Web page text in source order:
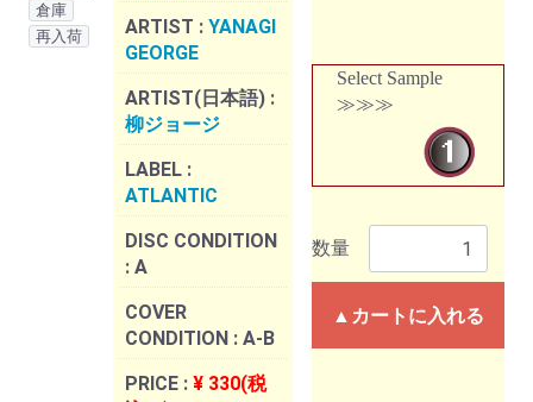
倉庫
再入荷
ARTIST : YANAGI
GEORGE
ARTIST(日本語) :
柳ジョージ
LABEL :
ATLANTIC
DISC CONDITION
: A
COVER
CONDITION : A-B
PRICE : ¥ 330(税
Select Sample
≫≫≫
数量
▲カートに入れる